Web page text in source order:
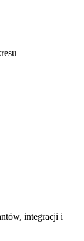
integracji i